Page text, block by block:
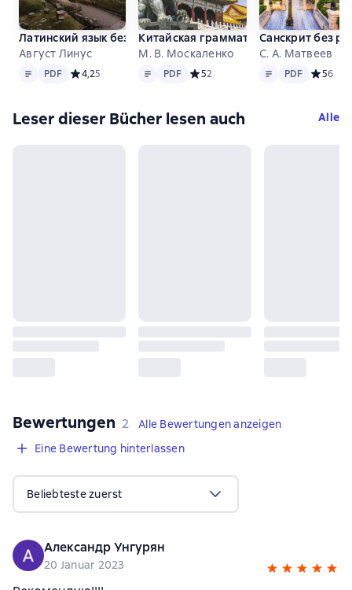
Латинский язык без репетитора. Cамоучитель латинского
Август Линус
Text PDF
PDF Средний рейтинг 4,2 на основе 5 оценок
4,25
Китайская грамматика без
М. В. Москаленко
Text PDF
PDF Средний рейтинг 5 на основе 2
52
Санскрит без
С. А. Матвеев
Text PDF
PDF 56
Leser dieser Bücher lesen auch Alle
Bewertungen 2 Bewertungen
2
Alle Bewertungen anzeigen
Eine Bewertung hinterlassen
Beliebteste zuerst
Александр Унгурян
20 Januar 2023